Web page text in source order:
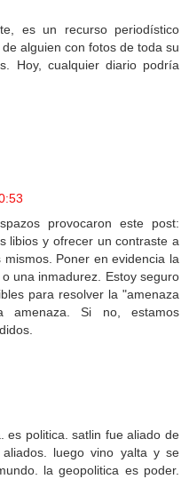
es un recurso periodístico
alguien con fotos de toda su
Hoy, cualquier diario podría
provocaron este post:
libios y ofrecer un contraste a
Poner en evidencia la
una inmadurez. Estoy seguro
para resolver la "amenaza
amenaza. Si no, estamos
es politica. satlin fue aliado de
luego vino yalta y se
la geopolitica es poder.